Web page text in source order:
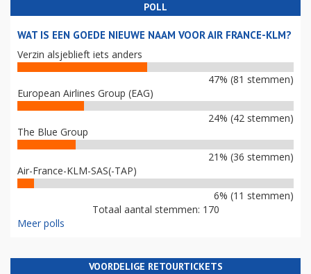
POLL
WAT IS EEN GOEDE NIEUWE NAAM VOOR AIR FRANCE-KLM?
Verzin alsjeblieft iets anders
47% (81 stemmen)
European Airlines Group (EAG)
24% (42 stemmen)
The Blue Group
21% (36 stemmen)
Air-France-KLM-SAS(-TAP)
6% (11 stemmen)
Totaal aantal stemmen: 170
Meer polls
VOORDELIGE RETOURTICKETS